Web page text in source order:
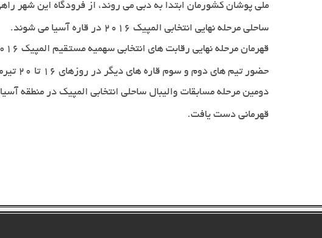
ملی پوشان کشورمان ابتدا به دبی می روند، از فرودگاه این شهر
ساحلی مرحله نهایی انتخابی المپیک 2016 در قاره آسیا می شوند .
حضور تیم های دوم و سوم قاره های دیگر در روزهای 16 تا 20 تیرماه امسال برگزار می شود، صعود می کنند
قهرمانی دست یافت.